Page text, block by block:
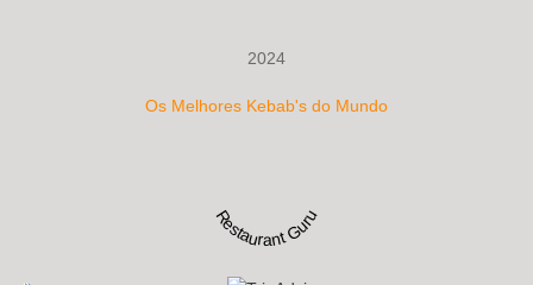
2024
Os Melhores Kebab's do Mundo
Restaurant Guru